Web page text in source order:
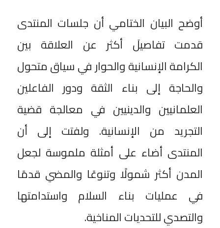
أوضح البيان الختامي أن جلسات المنتدى
قدمت تفاصيلَ أكثر عن العلاقة بين
الكرامة الإنسانية والحوار في سياق متحول
والحاجة إلى بناء الثقة ودور الفاعلين
العلمانيين والدينيين في معالجة قضية
التجريد من الإنسانية. ولفتت إلى أن
المنتدى أضاء على أمثلة ملموسة لجعل
المدن أكثر شمولًا وتنوعًا والمضي قدمًا
في عمليات بناء السلام واستدامتها
والتصدي للتحديات المناخية.